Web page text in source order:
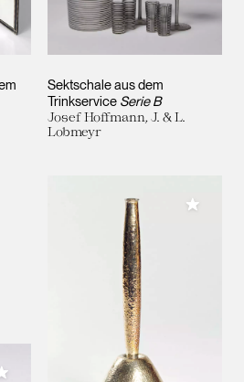
Sektschale aus dem
Trinkservice Serie B
Josef Hoffmann, J. & L.
Lobmeyr
Meiner Sammlung hinzufügen
Meiner